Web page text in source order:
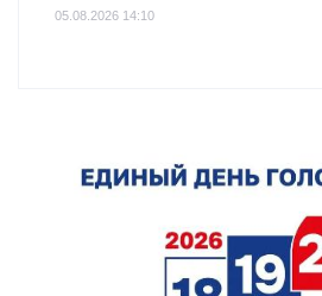
05.08.2026 14:10